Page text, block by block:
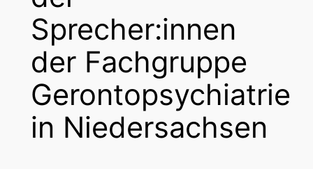
Sprecher:innen
der Fachgruppe
Gerontopsychiatrie
in Niedersachsen